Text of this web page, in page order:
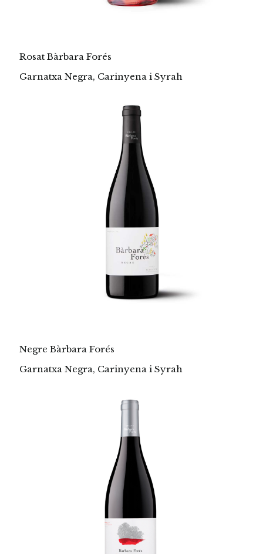
Rosat Bàrbara Forés
Garnatxa Negra, Carinyena i Syrah
Negre Bàrbara Forés
Garnatxa Negra, Carinyena i Syrah